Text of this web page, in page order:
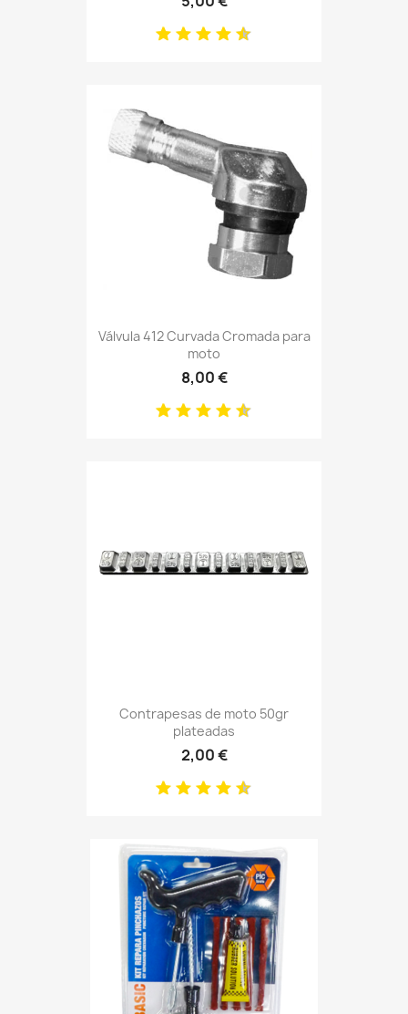
Válvula 412 Curvada Cromada para
moto
8,00 €
Contrapesas de moto 50gr
plateadas
2,00 €